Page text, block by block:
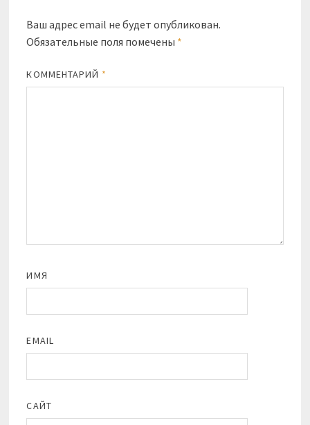
Ваш адрес email не будет опубликован.
Обязательные поля помечены *
КОММЕНТАРИЙ *
ИМЯ
EMAIL
САЙТ